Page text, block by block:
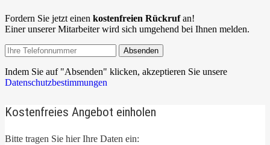
Fordern Sie jetzt einen kostenfreien Rückrufan!
Einer unserer Mitarbeiter wird sich umgehend bei Ihnen melden.
Absenden
Indem Sie auf "Absenden" klicken, akzeptieren Sie unsere
Datenschutzbestimmungen
Kostenfreies Angebot einholen
Bitte tragen Sie hier Ihre Daten ein: